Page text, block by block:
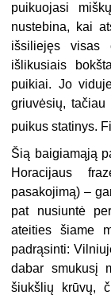
puikuojasi
nustebina, kai
išsiliejęs visas
išlikusiais
puikiai. Jo
griuvėsių,
puikus statinys.
Šią baigiamąją
Horacijaus
pasakojimą) –
pat nusiuntė
ateities šiame
padrąsinti:
dabar smukusį
šiukšlių krūvų,